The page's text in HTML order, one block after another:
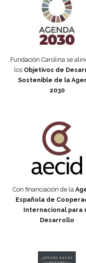
Fundación Carolina se
los Objetivos de
Sostenible de la
2030
Con financiación de la
Española de
Internacional para
Desarrollo